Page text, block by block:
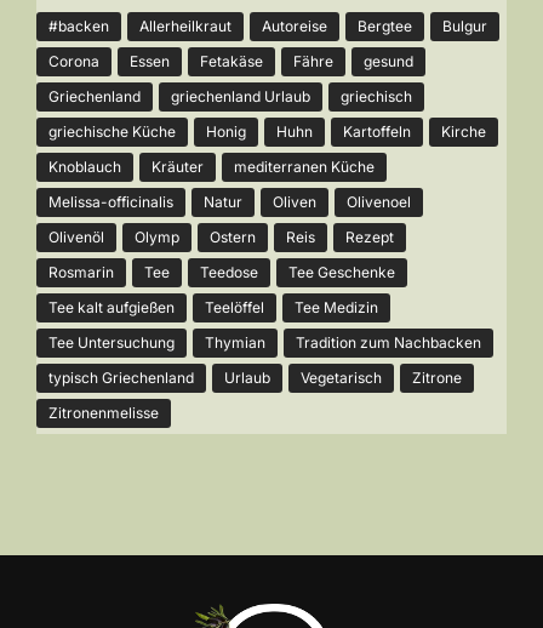
#backen Allerheilkraut Autoreise Bergtee
Bulgur
Corona
Essen Fetakäse Fähre
gesund
Griechenland
griechenland Urlaub
griechisch
griechische Küche
Honig Huhn Kartoffeln
Kirche
Knoblauch
Kräuter
mediterranen Küche
Melissa-officinalis
Natur Oliven
Olivenoel
Olivenöl
Olymp Ostern Reis
Rezept
Rosmarin
Tee Teedose
Tee Geschenke
Tee kalt aufgießen
Teelöffel
Tee Medizin
Tee Untersuchung
Thymian
Tradition zum Nachbacken
typisch Griechenland
Urlaub Vegetarisch
Zitrone
Zitronenmelisse